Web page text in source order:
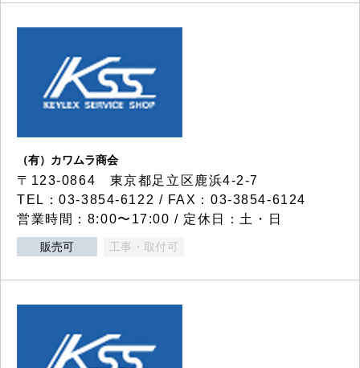
（有）カワムラ商会
〒123-0864 東京都足立区鹿浜4-2-7
TEL：03-3854-6122 / FAX：03-3854-6124
営業時間：8:00〜17:00 / 定休日：土・日
販売可 工事・取付可